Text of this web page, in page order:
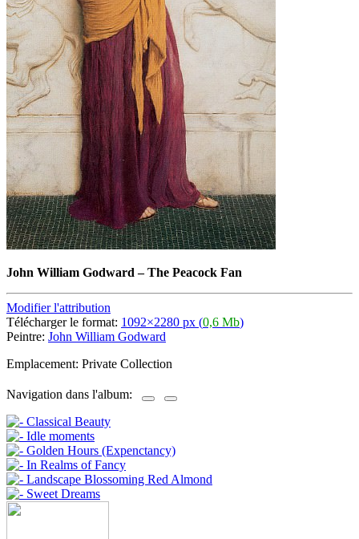
John William Godward –The Peacock Fan
Modifier l'attribution
Télécharger le format: 1092×2280 px (0,6 Mb)
Peintre: John William Godward
Emplacement: Private Collection
Navigation dans l'album: